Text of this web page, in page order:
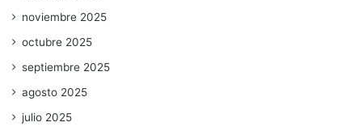
noviembre 2025
octubre 2025
septiembre 2025
agosto 2025
julio 2025